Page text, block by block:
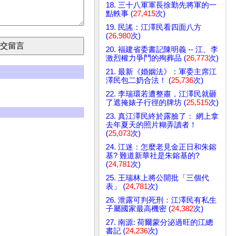
18. 三十八軍軍長徐勤先將軍的一
點軼事 (27,415次)
19. 民謠：江澤民看四面八方
(26,980次)
20. 福建省委書記陳明義 -- 江、李
激烈權力爭鬥的殉葬品 (26,773次)
21. 最新《婚姻法》：軍委主席江
澤民包二奶合法！ (25,736次)
22. 李瑞環若遭整肅，江澤民就砸
了遮掩婊子行徑的牌坊 (25,515次)
23. 真江澤民終於露臉了： 網上拿
去年夏天的照片糊弄讀者！
(25,073次)
24. 江迷：怎麼老見金正日和朱鎔
基? 難道新華社是朱鎔基的?
(24,781次)
25. 王瑞林上將公開批「三個代
表」 (24,781次)
26. 泄露可判死刑：江澤民有私生
子屬國家最高機密 (24,382次)
27. 南源: 荷爾蒙分泌過旺的江總
書記 (24,236次)